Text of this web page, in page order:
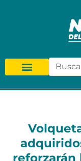
reforzarán